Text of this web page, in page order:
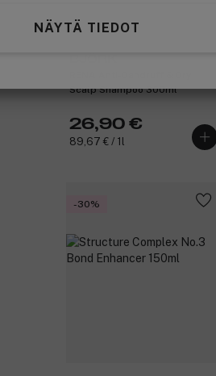
NÄYTÄ TIEDOT
Scalp Shampoo 300ml
26,90 €
89,67 € / 1l
-30%